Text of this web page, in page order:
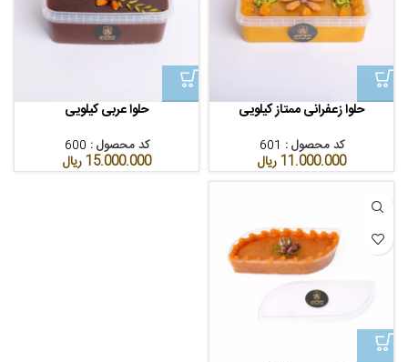
حلوا زعفرانی ممتاز کیلویی
کد محصول : 601
11.000.000ریال
حلوا عربی کیلویی
کد محصول : 600
15.000.000ریال